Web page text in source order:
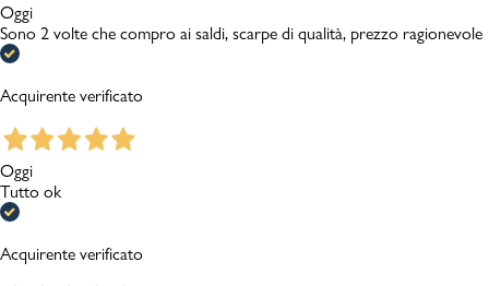
Oggi
Sono 2 volte che compro ai saldi, scarpe di qualità, prezzo ragionevole
Acquirente verificato
Oggi
Tutto ok
Acquirente verificato